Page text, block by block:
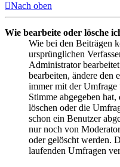
Nach oben
Wie bearbeite oder lösche
Wie bei den Beiträgen
ursprünglichen
Administrator
bearbeiten, ändere den
immer mit der
Stimme abgegeben
löschen oder die
schon ein Benutzer
nur noch von
oder gelöscht werden.
laufenden Umfragen